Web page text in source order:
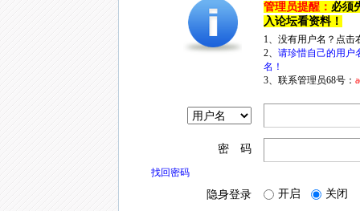
管理员提醒： 必须
入论坛看资料！
1、没有用户名？点
2、 请珍惜自己的用户
名！
3、联系管理员68号：
密 码
找回密码
隐身登录 开启 关闭